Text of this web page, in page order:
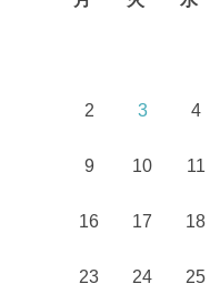
2 3 4
9 10 11
16 17 18
23 24 25